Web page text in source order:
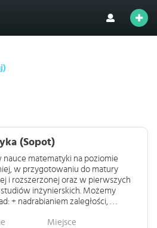
(Sopot)
nauce matematyki na poziomie
w przygotowaniu do matury
i rozszerzonej oraz w pierwszych
inżynierskich. Możemy
+ nadrabianiem zaległości, . . .
Miejsce